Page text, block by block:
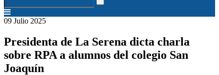
09 Julio 2025
Presidenta de La Serena dicta charla
sobre RPA a alumnos del colegio San
Joaquín